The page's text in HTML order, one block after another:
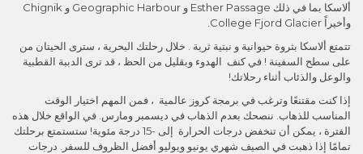
ألاسكا بما في ذلك Esther Passage و Geographic Harbour و Chignik
وأخيراً College Fjord Glacier.
تتمتع ألاسكا بثروة حيوانية و نبتية ثرية . خلال رحلتك البحرية ، سترى الحيتان من
على سطح السفينة ! في كنف الهدوء وبقليل من الحظ ، قد ترى الدببة القطبية
والوعل والذئاب أثناء رحلاتك!
إذا كنت مقتنعًا وترغب في برمجة كروز عالمية ، فمن المهم اختيار الوقت
المناسب للذهاب. ننصحك بعدم الذهاب في ديسمبر ومارس. في الواقع خلال هذه
الفترة ، يمكن أن تنخفض درجات الحرارة إلى -15 درجة مئوية! ستستمتع برحلتك
تمامًا إذا ذهبت في الصيف شهري يونيو ويوليو أفضل الظروف للسفر. درجات